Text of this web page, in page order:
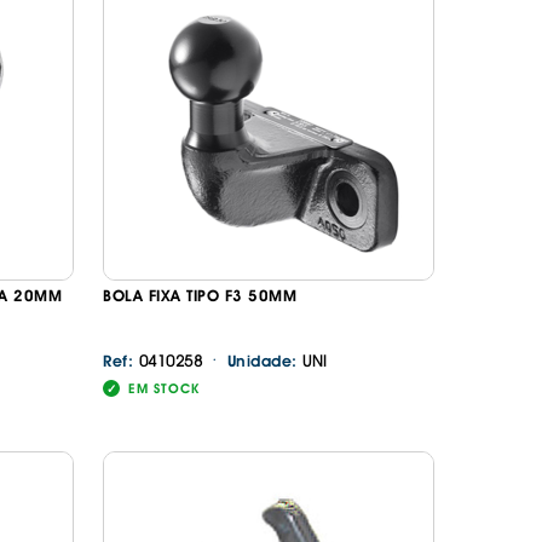
PNEUS
EBC
20MM
BOLA FIXA TIPO F3 50MM
Ref: 0410258 · Unidade:UNI
EM STOCK